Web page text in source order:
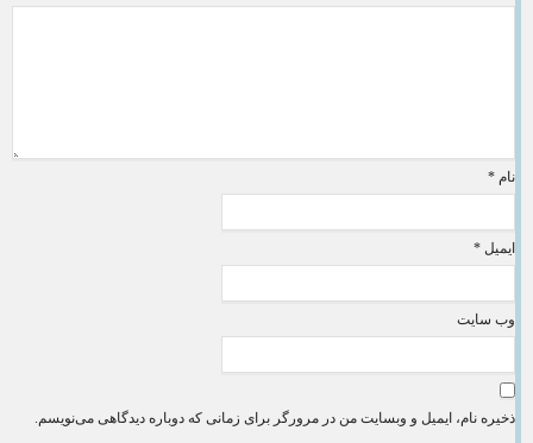
نام *
ایمیل *
وب‌ سایت
ذخیره نام، ایمیل و وبسایت من در مرورگر برای زمانی که دوباره دیدگاهی می‌نویسم.